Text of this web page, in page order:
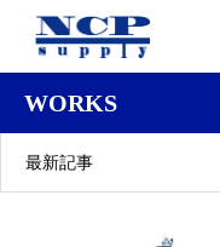
WORKS
最新記事